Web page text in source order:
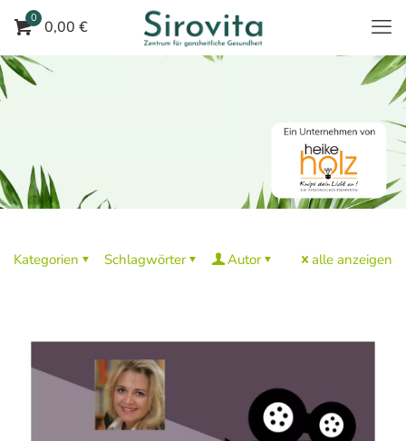
0 0,00 €
Kategorien Schlagwörter Autor alle anzeigen